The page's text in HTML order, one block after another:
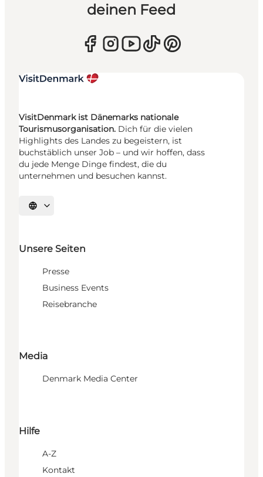
deinen Feed
VisitDenmark ist Dänemarks nationale
Tourismusorganisation. Dich für die vielen
Highlights des Landes zu begeistern, ist
buchstäblich unser Job – und wir hoffen, dass
du jede Menge Dinge findest, die du
unternehmen und besuchen kannst.
Sprache auswählen
Unsere Seiten
Presse
Business Events
Reisebranche
Media
Denmark Media Center
Hilfe
A-Z
Kontakt